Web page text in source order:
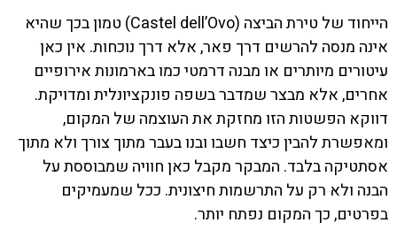
הייחוד של טירת הביצה (Castel dell’Ovo) טמון בכך שהיא
אינה מנסה להרשים דרך פאר, אלא דרך נוכחות. אין כאן
עיטורים מיותרים או מבנה דרמטי כמו בארמונות אירופיים
אחרים, אלא מבצר שמדבר בשפה פונקציונלית ומדויקת.
דווקא הפשטות הזו מחזקת את העוצמה של המקום,
ומאפשרת להבין כיצד חשבו ובנו בעבר מתוך צורך ולא מתוך
אסתטיקה בלבד. המבקר מקבל כאן חוויה שמבוססת על
הבנה ולא רק על התרשמות חיצונית. ככל שמעמיקים
בפרטים, כך המקום נפתח יותר.